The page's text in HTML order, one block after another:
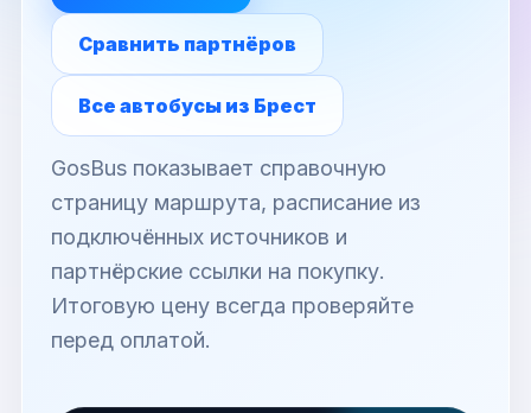
Сравнить партнёров
Все автобусы из Брест
GosBus показывает справочную
страницу маршрута, расписание из
подключённых источников и
партнёрские ссылки на покупку.
Итоговую цену всегда проверяйте
перед оплатой.